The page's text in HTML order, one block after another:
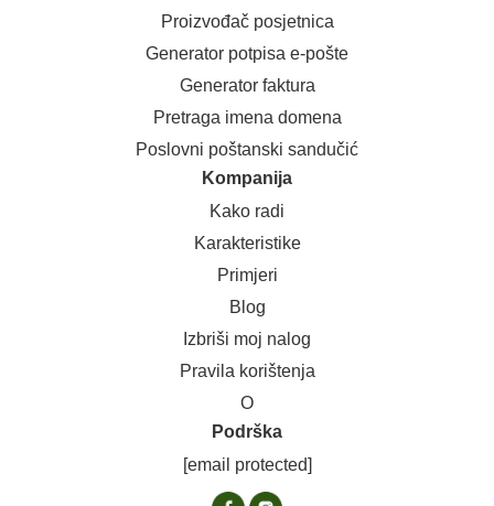
Proizvođač posjetnica
Generator potpisa e-pošte
Generator faktura
Pretraga imena domena
Poslovni poštanski sandučić
Kompanija
Kako radi
Karakteristike
Primjeri
Blog
Izbriši moj nalog
Pravila korištenja
O
Podrška
[email protected]